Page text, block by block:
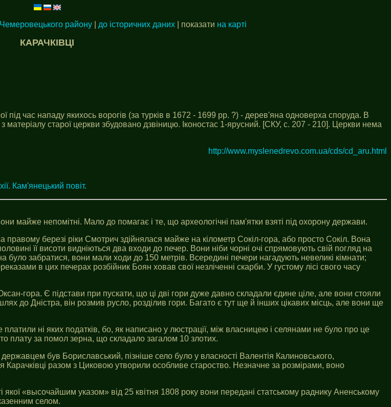
Чемеровецького району до історичних даних | показати на карті
КАРАЧКІВЦІ
під час нападу якихось ворогів (за турків в 1672 - 1699 рр. ?) - дерев'яна одноверха споруда. В
старої церкви збудовано дзвіницю. Іконостас 1-ярусний. [СКУ, с. 207 - 210]. Церкви нема
http://www.myslenedrevo.com.ua/cds/cd_aru.html
Кам'янецький повіт.
майже непомітні. Мало до помагає і те, що археологічні пам'ятки взяті під охорону держави.
правому березі ріки Смотрич здійнялася майже на кілометр Сокіл-гора, або просто Сокіл. Вона
її висоти видніються два входи до печер. Вони ніби чорні очі спрямовують свій погляд на
було забратися, вони мали ходи до 150 метрів. Всередині печери нагадують невеликі кімнати;
в цих печерах розбійник Боян ховав свої незліченні скарби. У густому лісі свого часу
гора. Є підстави при пускати, що ці дві гори дуже давно складали єдине ціле, але вони стояли
до Дністра, він розмив русло, розділив гори. Багато є тут ще й інших цікавих місць, але вони ще
ні яких податків, бо, як написано у люстрації, між власницею і селянами не було про це
плату за помол зерна, що складало загалом 10 злотих.
був Бориславський, пізніше село було у власності Валентія Калиновського,
Карачківці разом з Циковою утворили особливе староство. Незначне за розмірами, воно
якої «высочайшим указом» від 25 квітня 1808 року вони передані статському раднику Аненському
селом.